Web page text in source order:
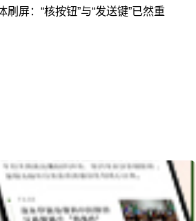
屏：“核按钮”与“发送键”已然重